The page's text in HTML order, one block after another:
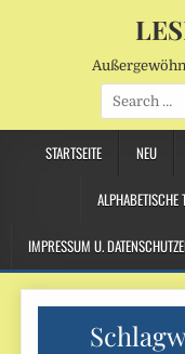
Search
for:
STARTSEITE NEU
ALPHABETISCHE
IMPRESSUM U.